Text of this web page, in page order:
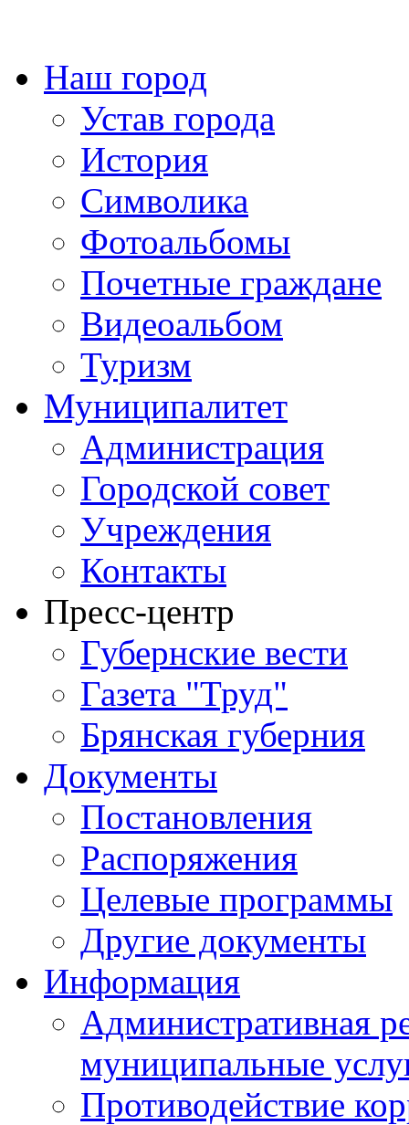
Наш город
Устав города
История
Символика
Фотоальбомы
Почетные граждане
Видеоальбом
Туризм
Муниципалитет
Администрация
Городской совет
Учреждения
Контакты
Пресс-центр
Губернские вести
Газета "Труд"
Брянская губерния
Документы
Постановления
Распоряжения
Целевые программы
Другие документы
Информация
Административная
муниципальные
Противодействие